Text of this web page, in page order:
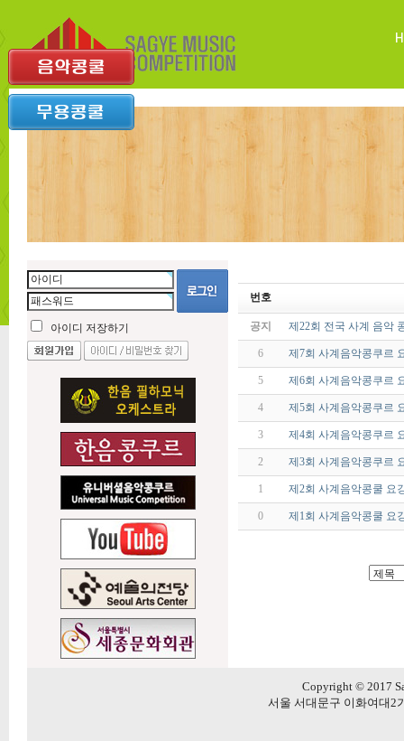
아이디 저장하기
번호
공지 제22회 전국 사계 음악
6 제7회 사계음악콩쿠르
5 제6회 사계음악콩쿠르
4 제5회 사계음악콩쿠르
3 제4회 사계음악콩쿠르
2 제3회 사계음악콩쿠르
1 제2회 사계음악콩쿨 요
0 제1회 사계음악콩쿨 요
Copyright © 2017
서울 서대문구 이화여대2